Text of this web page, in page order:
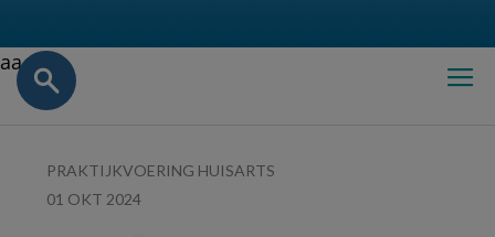
aa
PRAKTIJKVOERING HUISARTS
01 OKT 2024